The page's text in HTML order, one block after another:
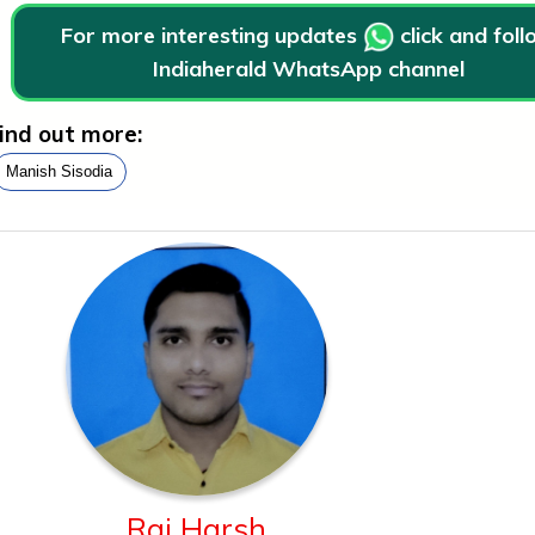
For more interesting updates
click and
Indiaherald WhatsApp channel
out more:
Manish Sisodia